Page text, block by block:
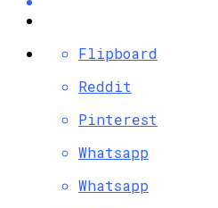
Flipboard
Reddit
Pinterest
Whatsapp
Whatsapp